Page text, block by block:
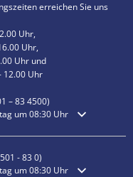
erreichen Sie uns
Uhr,
Uhr,
Uhr und
12.00 Uhr
– 834500)
auszublenden
um 08:30 Uhr
- 83 0)
auszublenden
um 08:30 Uhr